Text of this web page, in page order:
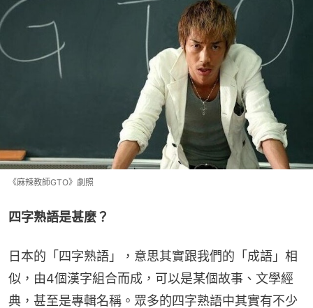
《麻辣教師GTO》劇照
四字熟語是甚麼？
日本的「四字熟語」，意思其實跟我們的「成語」相
似，由4個漢字組合而成，可以是某個故事、文學經
典，甚至是專輯名稱。眾多的四字熟語中其實有不少